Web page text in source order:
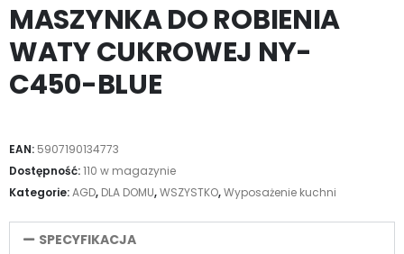
MASZYNKA DO ROBIENIA
WATY CUKROWEJ NY-
C450-BLUE
EAN: 5907190134773
Dostępność:110 w magazynie
Kategorie:AGD, DLA DOMU,WSZYSTKO,Wyposażenie kuchni
SPECYFIKACJA